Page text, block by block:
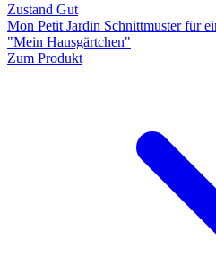
Zustand Gut
Mon Petit Jardin Schnittmuster für
"Mein Hausgärtchen"
Zum Produkt